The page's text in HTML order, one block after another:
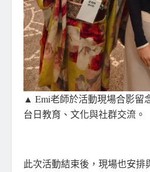
▲ Emi老師於活動現場合影留
台日教育、文化與社群交流。
此次活動結束後，現場也安排